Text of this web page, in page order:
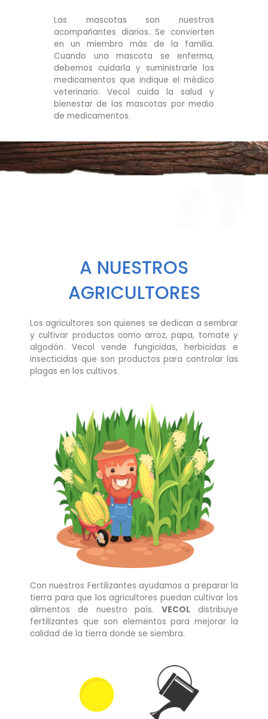
Las mascotas son nuestros
acompañantes diarios. Se convierten
en un miembro más de la familia.
Cuando una mascota se enferma,
debemos cuidarla y suministrarle los
medicamentos que indique el médico
veterinario. Vecol cuida la salud y
bienestar de las mascotas por medio
de medicamentos.
A NUESTROS
AGRICULTORES
Los agricultores son quienes se dedican a sembrar
y cultivar productos como arroz, papa, tomate y
algodón. Vecol vende fungicidas, herbicidas e
insecticidas que son productos para controlar las
plagas en los cultivos.
Con nuestros Fertilizantes ayudamos a preparar la
tierra para que los agricultores puedan cultivar los
alimentos de nuestro país.VECOL distribuye
fertilizantes que son elementos para mejorar la
calidad de la tierra donde se siembra.